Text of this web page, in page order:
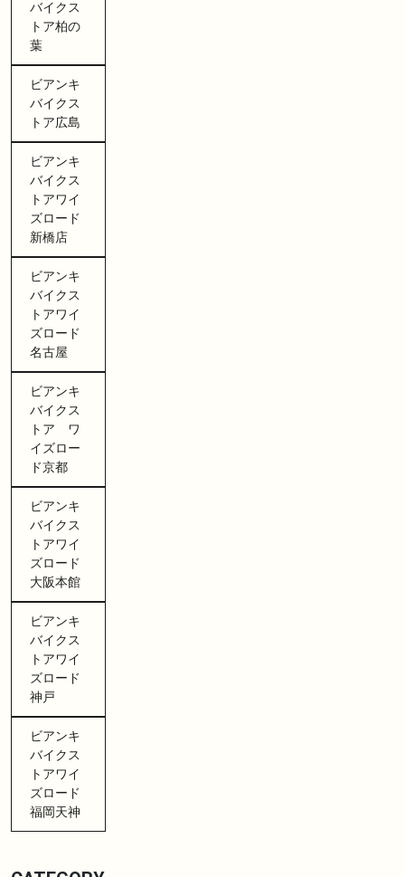
バイクス
トア柏の
葉
ビアンキ
バイクス
トア広島
ビアンキ
バイクス
トアワイ
ズロード
新橋店
ビアンキ
バイクス
トアワイ
ズロード
名古屋
ビアンキ
バイクス
トア ワ
イズロー
ド京都
ビアンキ
バイクス
トアワイ
ズロード
大阪本館
ビアンキ
バイクス
トアワイ
ズロード
神戸
ビアンキ
バイクス
トアワイ
ズロード
福岡天神